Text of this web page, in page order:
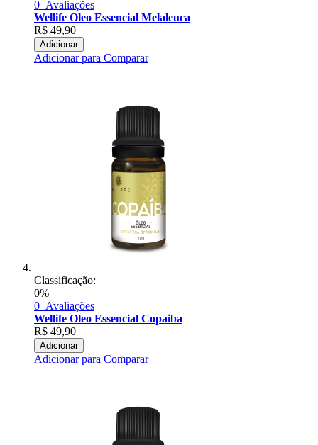
0 Avaliações
Wellife Oleo Essencial Melaleuca
R$ 49,90
Adicionar
Adicionar para Comparar
Classificação:
0%
0 Avaliações
Wellife Oleo Essencial Copaiba
R$ 49,90
Adicionar
Adicionar para Comparar